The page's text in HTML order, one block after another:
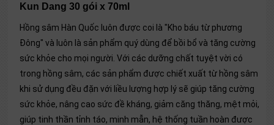
Kun Dang 30 gói x 70ml
Hồng sâm Hàn Quốc luôn được coi là "Kho báu từ phương
Đông" và luôn là sản phẩm quý dùng để bồi bổ và tăng cường
sức khỏe cho mọi người. Với các dưỡng chất tuyệt vời có
trong hồng sâm, các sản phẩm được chiết xuất từ hồng sâm
khi sử dụng đều đặn với liều lượng hợp lý sẽ giúp tăng cường
sức khỏe, nâng cao sức đề kháng, giảm căng thăng, mệt mỏi,
giúp tinh thần tỉnh táo, minh mẫn, hệ thống tuần hoàn được